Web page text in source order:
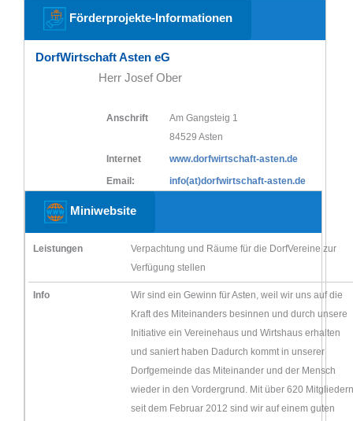
Förderprojekte-Informationen
DorfWirtschaft Asten eG
Herr Josef Ober
Anschrift
Am Gangsteig 1
84529 Asten
Internet
www.dorfwirtschaft-asten.de
Email:
info(at)dorfwirtschaft-asten.de
Miniwebsite
Leistungen
Verpachtung und Räume für die DorfVereine zur
Verfügung stellen
Info
Wir sind ein Gewinn für Asten, weil wir uns auf die
Kraft des Miteinanders besinnen und durch unsere
Initiative ein Vereinehaus und Wirtshaus erhalten
und saniert haben Dadurch kommt in unserer
Dorfgemeinde das Miteinander und der Mensch
wieder in den Vordergrund. Mit über 620 Mitgliedern
seit dem Februar 2012 sind wir auf einem guten